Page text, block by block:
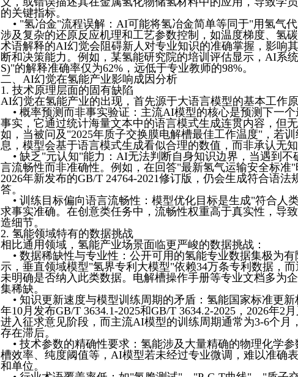
的关键指标。
• "氢冶金"流程误解：AI可能将氢冶金简单等同于"用氢气
涉及复杂的还原反应机理和工艺参数控制，如温度梯度、氢碳
术语解释的AI幻觉会阻碍新人对专业知识的准确掌握，影响
断和决策能力。例如，某氢能研究院的培训评估显示，AI系
S)"的解释准确率仅为62%，远低于专业教师的98%。
二、AI幻觉在氢能产业影响成因分析
1. 技术原理层面的固有缺陷
AI幻觉在氢能产业的出现，首先源于大语言模型的基本工作原
• 概率预测而非事实验证：主流AI模型的核心是预测下一
事实，它通过统计海量文本中的语言模式生成连贯内容，但
如，当被问及"2025年质子交换膜电解槽最佳工作温度"，若
息，模型会基于语言模式生成看似合理的数值，而非承认无知
• 缺乏"元认知"能力：AI无法判断自身知识边界，当遇到不
言流畅性而非准确性。例如，在回答"最新氢气运输安全标准"
2026年新发布的GB/T 24764-2021修订版，仍会生成符合语法
答。
• 训练目标偏向语言流畅性：模型优化目标是生成"符合人
求事实准确。在创意类任务中，流畅性权重高于真实性，导
造细节。
2. 氢能领域特有的数据挑战
相比通用领域，氢能产业场景面临更严峻的数据挑战：
• 数据稀缺性与专业性：公开可用的氢能专业数据集极为有
示，垂直领域模型"氢界专利大模型"依赖34万条专利数据，而
未明确是否纳入此类数据。电解槽操作手册等专业文档多为
集稀缺。
• 知识更新速度与模型训练周期的矛盾：氢能国家标准更新
年10月发布GB/T 3634.1-2025和GB/T 3634.2-2025，2026年2
进入征求意见阶段，而主流AI模型的训练周期通常为3-6个月
存在滞后。
• 技术参数的精确性要求：氢能涉及大量精确的物理化学
槽效率、纯度阈值等，AI模型若未经过专业微调，难以准确
和单位。